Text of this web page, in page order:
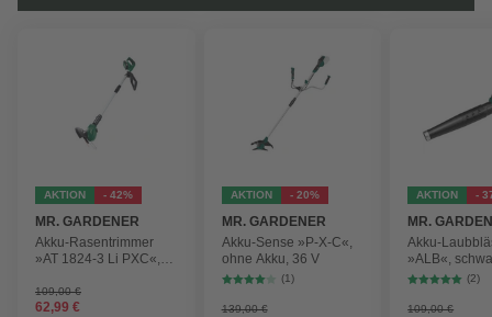
AKTION - 42%
MR. GARDENER
Akku-Rasentrimmer
»AT 1824-3 Li PXC«,
109,00 €
62,99 €
AKTION - 20%
MR. GARDENER
Akku-Sense »P-X-C«,
ohne Akku, 36 V
(1)
139,00 €
AKTION -
MR.
Akku-
»ALB«,
max.
210 km/h
(2)
109,00 €